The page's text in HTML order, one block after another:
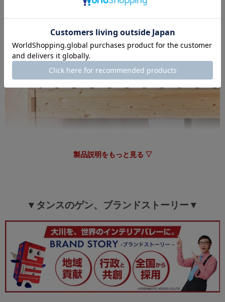
パーツに不良があるものがありましたが即日に交換手配をして
くださりました。
組み立ては思ったよりも簡単で木の温もりのある商品です。
ベットの足が少しだけ出っ張っているせいかよく足をぶつけま
す‥
>>タンスのゲンが返信しました
この度は、タンスのゲンをご利用いただき誠にありがとう
ございます。
無事に組み立てが終了したようで安心いたしました。
ご愛用いただけましたら幸いです。
tansu-gen833593
組み立てもやり易く床に負担がかからないように足下のクッシ
ョンもあり、ガッチリとしていて安心感のあるベッドでした！
ベッド下の隙間もお掃除がとてもやり易い高さで良いものを買
ったな！っと思ってます‼️
製品説明をもっと見る ▽
▼タンスのゲン、ブランドストーリー▼